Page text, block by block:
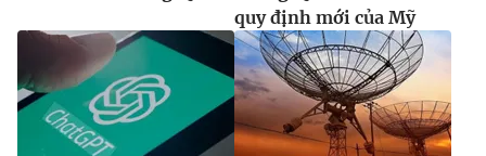
quy định mới của Mỹ